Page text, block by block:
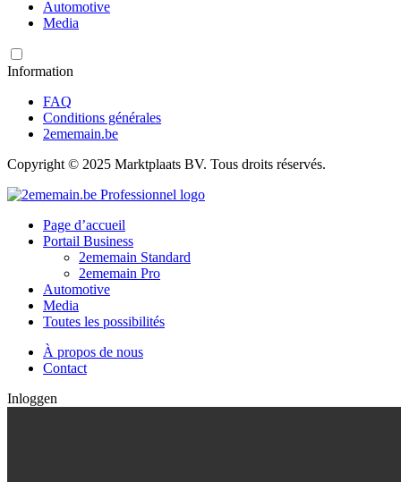
Automotive
Media
Information
FAQ
Conditions générales
2ememain.be
Copyright © 2025 Marktplaats BV. Tous droits réservés.
Page d’accueil
Portail Business
2ememain Standard
2ememain Pro
Automotive
Media
Toutes les possibilités
À propos de nous
Contact
Inloggen